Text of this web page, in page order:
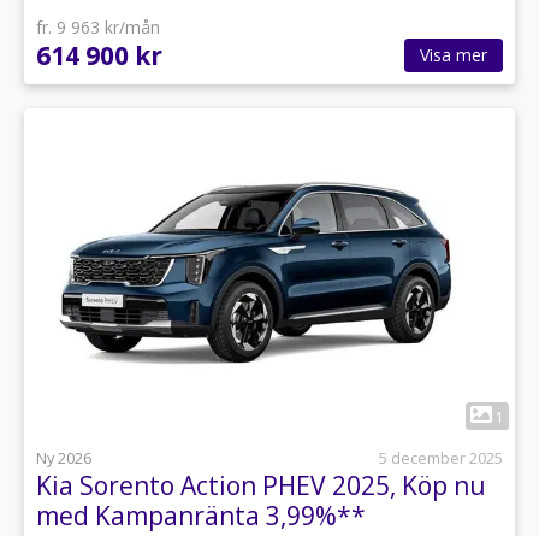
fr. 9 963 kr/mån
614 900 kr Visa mer
1
Ny 2026
5 december 2025
Kia Sorento Action PHEV 2025, Köp nu
med Kampanränta 3,99%**